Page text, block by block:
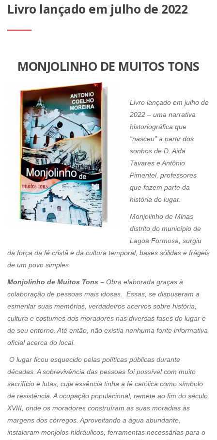
Livro lançado em julho de 2022
MONJOLINHO DE MUITOS TONS
Livro lançado em julho de
2022 – uma narrativa
historiográfica que
“nasceu” a partir dos
sonhos de D. Aida
Tavares e Antônio
Pimentel, professores
que fazem parte da
história do lugar.
Monjolinho de Minas
distrito do município de
Lagoa Formosa, surgiu
da força da fé cristã e da cultura temporal, bases sólidas e frágeis
de um povo simples.
Monjolinho de Muitos Tons – Obra elaborada graças à
colaboração de pessoas mais idosas. Essas, se dispuseram a
esmerilar suas memórias, verdadeiros acervos sobre história,
cultura e costumes dos moradores nas diversas fases do lugar e
de seu entorno. Até então, não existia nenhuma fonte informativa
oficial acerca do local.
O lugar ficou esquecido pelas políticas públicas durante
décadas. A sobrevivência das pessoas foi possível com muito
sacrifício e lutas, cuja essência tinha a fé católica como símbolo
de resistência. A ocupação populacional, remete ao fim do século
XVIII, onde os moradores construíram as suas moradias às
margens dos córregos. Aproveitando a água abundante,
instalaram monjolos hidráulicos, ferramentas necessárias para o